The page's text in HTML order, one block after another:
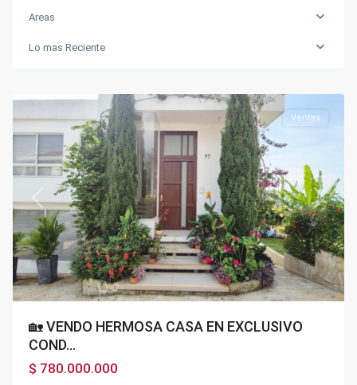
Areas
Lo mas Reciente
Previous Next
Ventas
🏡 VENDO HERMOSA CASA EN EXCLUSIVO
COND...
$ 780.000.000